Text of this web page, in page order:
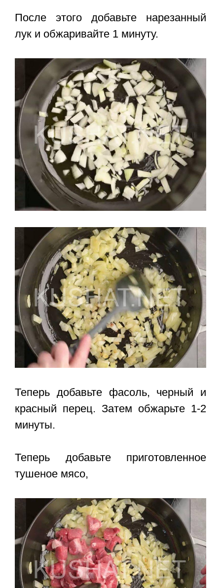
После этого добавьте нарезанный
лук и обжаривайте 1 минуту.
Теперь добавьте фасоль, черный и
красный перец. Затем обжарьте 1-2
минуты.
Теперь добавьте приготовленное
тушеное мясо,